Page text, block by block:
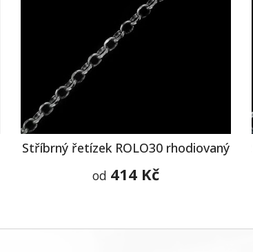
Stříbrný řetízek ROLO30 rhodiovaný
od 414 Kč